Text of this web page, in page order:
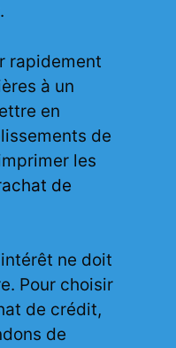
rapidement
à un
en
de
les
de
ne doit
Pour choisir
de crédit,
de